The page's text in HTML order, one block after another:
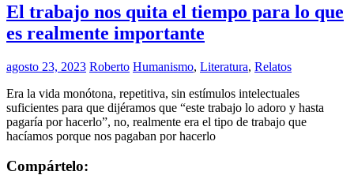
El trabajo nos quita el tiempo para lo que
es realmente importante
agosto 23, 2023 Roberto Humanismo, Literatura, Relatos
Era la vida monótona, repetitiva, sin estímulos intelectuales
suficientes para que dijéramos que “este trabajo lo adoro y hasta
pagaría por hacerlo”, no, realmente era el tipo de trabajo que
hacíamos porque nos pagaban por hacerlo
Compártelo: